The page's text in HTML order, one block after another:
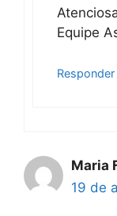
Equipe
Responder
Maria
19 de